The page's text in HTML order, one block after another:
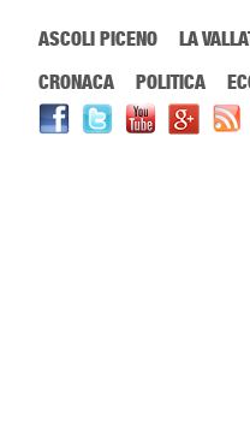
ASCOLI PICENO LA
CRONACA
POLITICA